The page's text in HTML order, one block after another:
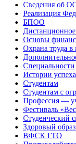
Сведения об
Реализация
БПОО
Основы
Охрана труда в
Специальности
Истории
Студентам
Студентам с
Профессия —
Фестиваль
Здоровый
ВФСК ГТО